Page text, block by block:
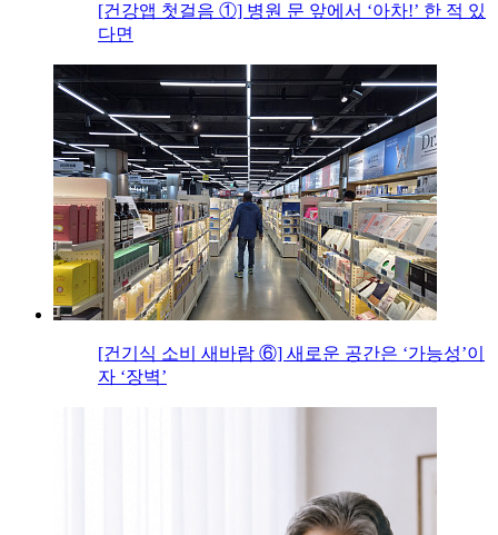
[건강앱 첫걸음 ①] 병원 문 앞에서 ‘아차!’ 한 적 있
다면
[건기식 소비 새바람 ⑥] 새로운 공간은 ‘가능성’이
자 ‘장벽’